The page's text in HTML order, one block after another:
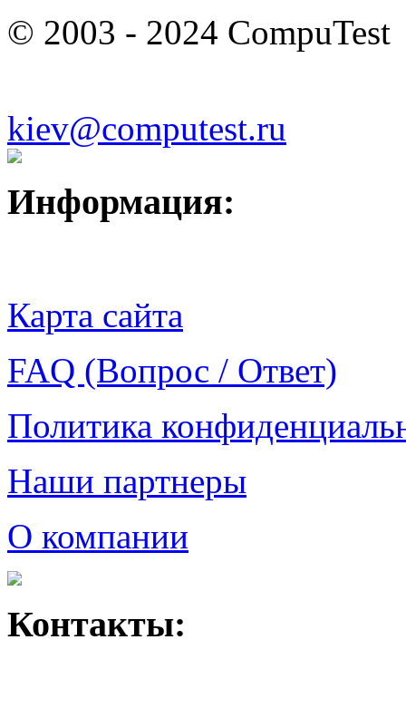
© 2003 - 2024 CompuTest
kiev@computest.ru
Информация:
Карта сайта
FAQ (Вопрос / Ответ)
Политика
Наши партнеры
О компании
Контакты: